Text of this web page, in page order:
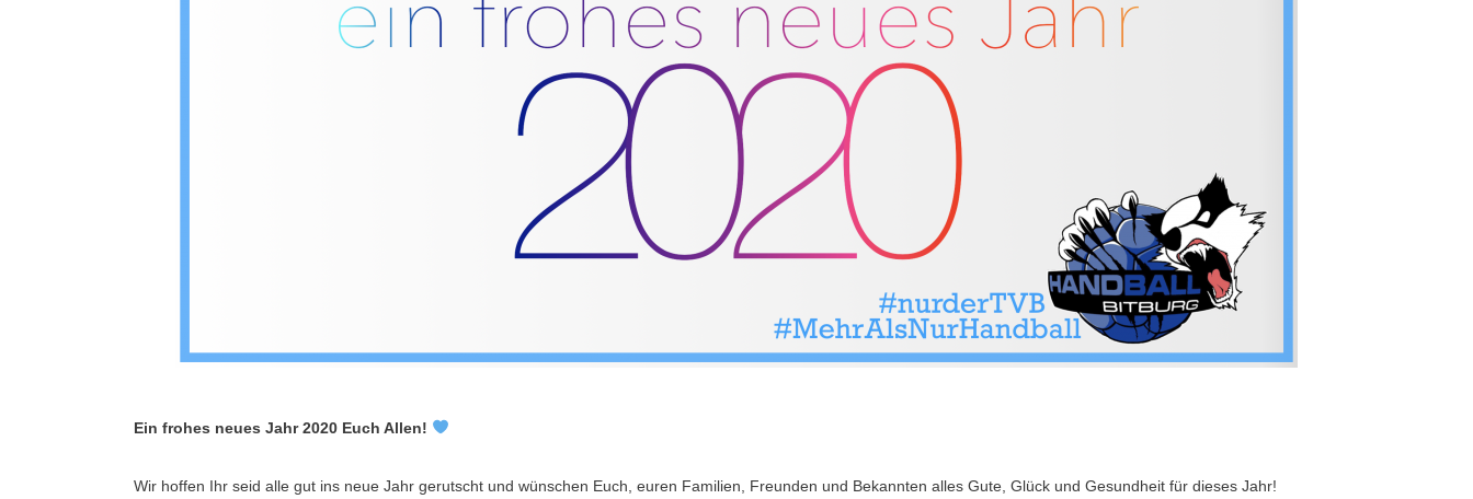
Ein frohes neues Jahr 2020 Euch Allen!
Wir hoffen Ihr seid alle gut ins neue Jahr gerutscht und wünschen Euch, euren Familien, Freunden und Bekannten alles Gute, Glück und Gesundheit für dieses Jahr!